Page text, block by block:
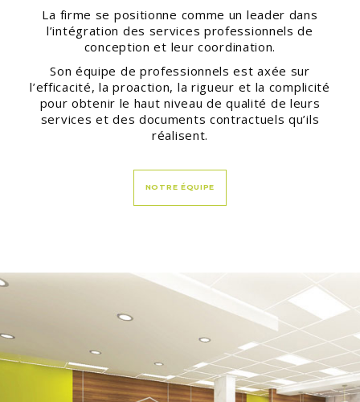
La firme se positionne comme un leader dans
l’intégration des services professionnels de
conception et leur coordination.
Son équipe de professionnels est axée sur
l’efficacité, la proaction, la rigueur et la complicité
pour obtenir le haut niveau de qualité de leurs
services et des documents contractuels qu’ils
réalisent.
NOTRE ÉQUIPE